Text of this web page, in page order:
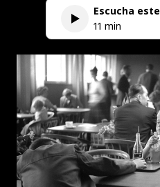
Escucha
11 min